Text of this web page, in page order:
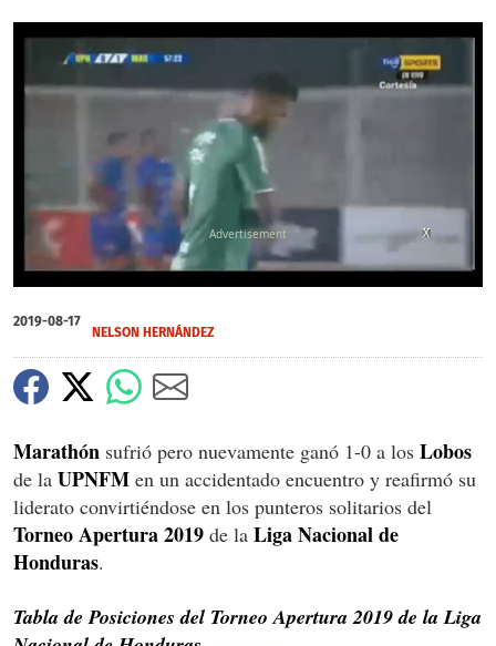
of
1
32
seconds
X
X
X
X
2019-08-17
NELSON HERNÁNDEZ
Marathón sufrió pero nuevamente ganó 1-0 a los Lobos
de la UPNFM en un accidentado encuentro y reafirmó su
liderato convirtiéndose en los punteros solitarios del
Torneo Apertura 2019 de la Liga Nacional de
Honduras.
Tabla de Posiciones del Torneo Apertura 2019 de la Liga